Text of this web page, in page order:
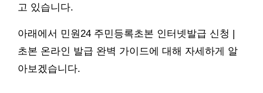
고 있습니다.
아래에서 민원24 주민등록초본 인터넷발급 신청 |
초본 온라인 발급 완벽 가이드에 대해 자세하게 알
아보겠습니다.